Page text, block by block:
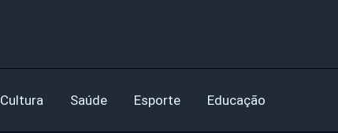
Cultura Saúde Esporte Educação